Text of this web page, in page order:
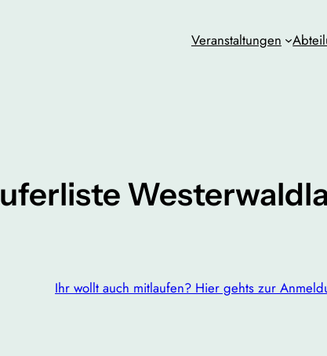
Veranstaltungen
Ihr wollt auch mitlaufen? Hier gehts zur